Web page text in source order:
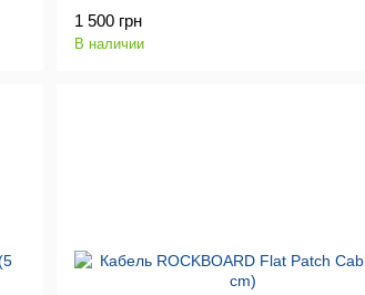
1 500 грн
В наличии